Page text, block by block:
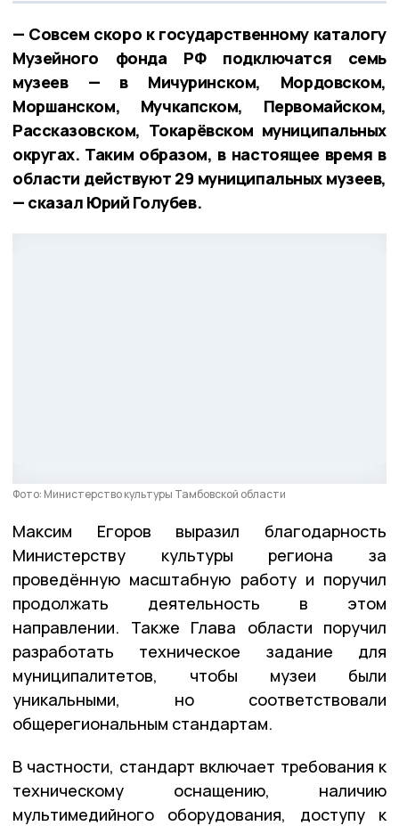
— Совсем скоро к государственному каталогу
Музейного фонда РФ подключатся семь
музеев — в Мичуринском, Мордовском,
Моршанском, Мучкапском, Первомайском,
Рассказовском, Токарёвском муниципальных
округах. Таким образом, в настоящее время в
области действуют 29 муниципальных музеев,
— сказал Юрий Голубев.
Фото: Министерство культуры Тамбовской области
Максим Егоров выразил благодарность
Министерству культуры региона за
проведённую масштабную работу и поручил
продолжать деятельность в этом
направлении. Также Глава области поручил
разработать техническое задание для
муниципалитетов, чтобы музеи были
уникальными, но соответствовали
общерегиональным стандартам.
В частности, стандарт включает требования к
техническому оснащению, наличию
мультимедийного оборудования, доступу к